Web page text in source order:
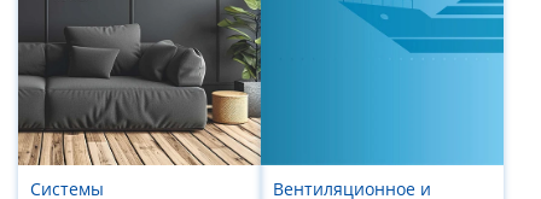
Системы
Вентиляционное и